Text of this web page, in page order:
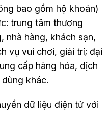
bao gồm hộ khoán)
trung tâm thương
nhà hàng, khách sạn,
vụ vui chơi, giải trí; đại
cấp hàng hóa, dịch
khác.
dữ liệu điện tử với